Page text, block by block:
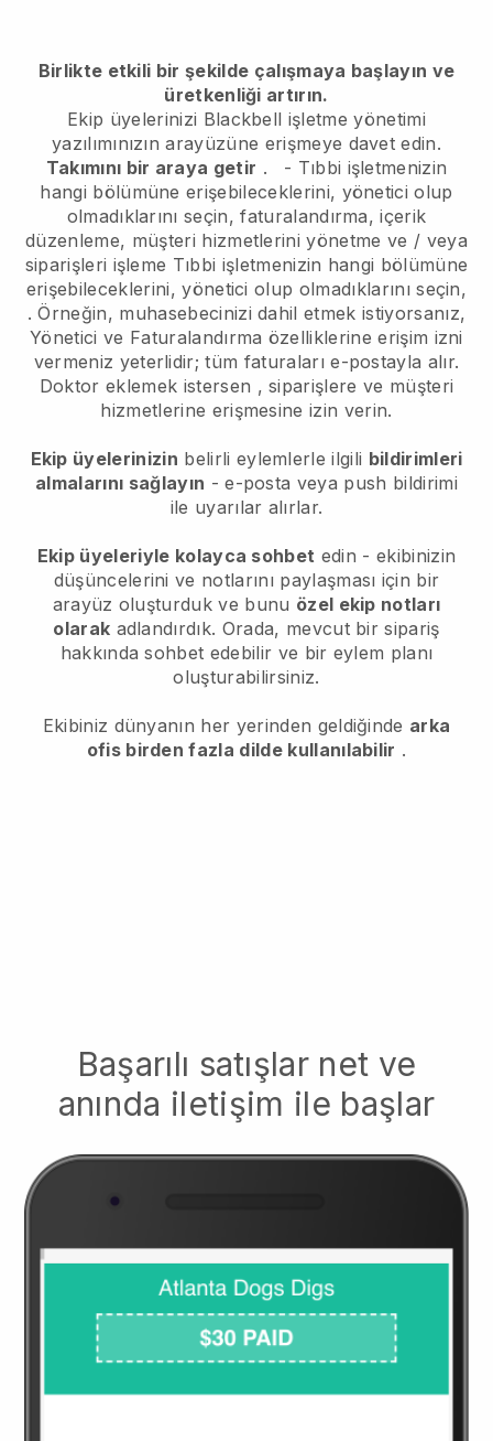
Birlikte etkili bir şekilde çalışmaya başlayın ve
üretkenliği artırın.
Ekip üyelerinizi Blackbell işletme yönetimi
yazılımınızın arayüzüne erişmeye davet edin.
Takımını bir araya getir . - Tıbbi işletmenizin
hangi bölümüne erişebileceklerini, yönetici olup
olmadıklarını seçin, faturalandırma, içerik
düzenleme, müşteri hizmetlerini yönetme ve / veya
siparişleri işleme Tıbbi işletmenizin hangi bölümüne
erişebileceklerini, yönetici olup olmadıklarını seçin,
. Örneğin, muhasebecinizi dahil etmek istiyorsanız,
Yönetici ve Faturalandırma özelliklerine erişim izni
vermeniz yeterlidir; tüm faturaları e-postayla alır.
Doktor eklemek istersen , siparişlere ve müşteri
hizmetlerine erişmesine izin verin.
Ekip üyelerinizin belirli eylemlerle ilgili bildirimleri
almalarını sağlayın - e-posta veya push bildirimi
ile uyarılar alırlar.
Ekip üyeleriyle kolayca sohbet edin - ekibinizin
düşüncelerini ve notlarını paylaşması için bir
arayüz oluşturduk ve bunu özel ekip notları
olarak adlandırdık. Orada, mevcut bir sipariş
hakkında sohbet edebilir ve bir eylem planı
oluşturabilirsiniz.
Ekibiniz dünyanın her yerinden geldiğinde arka
ofis birden fazla dilde kullanılabilir .
Başarılı satışlar net ve
anında iletişim ile başlar